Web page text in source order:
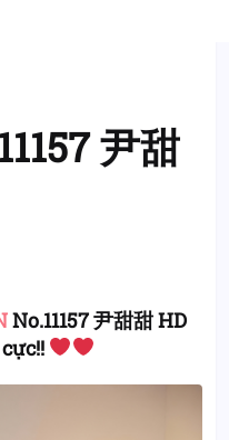
尹甜
No.11157 尹甜甜 HD